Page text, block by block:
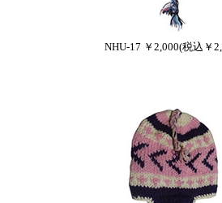
NHU-17 ￥2,000(税込￥